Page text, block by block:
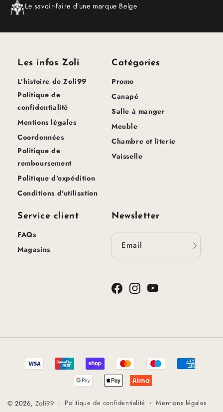
Le savoir-faire d’une marque Belge
Les infos Zoli
L’histoire de Zoli99
Politique de
confidentialité
Mentions légales
Coordonnées
Politique de
remboursement
Politique d'expédition
Conditions d'utilisation
Catégories
Promo
Canapé
Salle à manger
Meuble
Chambre et literie
Vaisselle
Service client
FAQs
Magasins
Newsletter
Email
FacebookInstagramYouTube
Méthodes
© 2026, Zoli99 Politique de confidentialité Mentions légales